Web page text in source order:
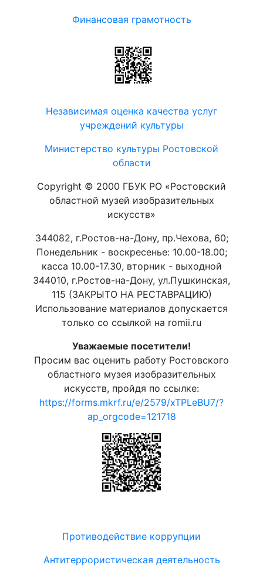
Финансовая грамотность
Независимая оценка качества услуг
учреждений культуры
Министерство культуры Ростовской
области
Copyright © 2000 ГБУК РО «Ростовский
областной музей изобразительных
искусств»
344082, г.Ростов-на-Дону, пр.Чехова, 60;
Понедельник - воскресенье: 10.00-18.00;
касса 10.00-17.30, вторник - выходной
344010, г.Ростов-на-Дону, ул.Пушкинская,
115 (ЗАКРЫТО НА РЕСТАВРАЦИЮ)
Использование материалов допускается
только со ссылкой на romii.ru
Уважаемые посетители!
Просим вас оценить работу Ростовского
областного музея изобразительных
искусств, пройдя по ссылке:
https://forms.mkrf.ru/e/2579/xTPLeBU7/?
ap_orgcode=121718
Противодействие коррупции
Антитеррористическая деятельность